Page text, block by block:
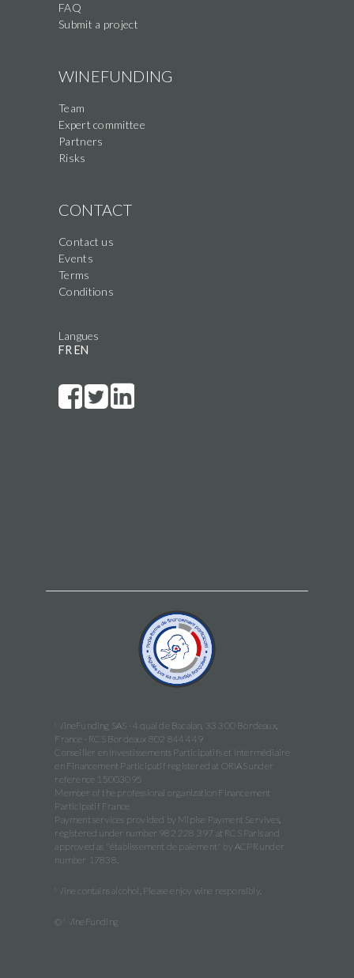
FAQ
Submit a project
WINEFUNDING
Team
Expert committee
Partners
Risks
CONTACT
Contact us
Events
Terms
Conditions
Langues
FR EN
WineFunding SAS · 4 quai de Bacalan, 33 300 Bordeaux,
France · RCS Bordeaux 802 844 449
Conseiller en Investissements Participatifs et Intermédiaire
en Financement Participatif registered at ORIAS under
reference 15003095
Member of the professional organization Financement
Participatif France
Payment services provided by Mipise Payment Servives,
registered under number 982 228 397 at RCS Paris and
approved as "établissement de paiement" by ACPR under
number 17838.
Wine contains alcohol. Please enjoy wine responsibly.
© WineFunding